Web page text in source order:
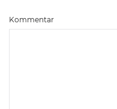
Kommentar